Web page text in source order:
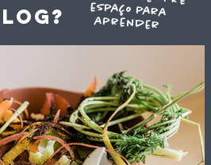
aprender